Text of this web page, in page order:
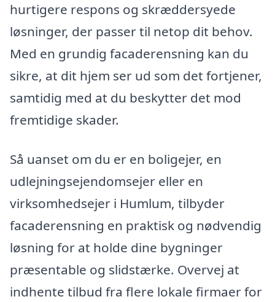
hurtigere respons og skræddersyede
løsninger, der passer til netop dit behov.
Med en grundig facaderensning kan du
sikre, at dit hjem ser ud som det fortjener,
samtidig med at du beskytter det mod
fremtidige skader.
Så uanset om du er en boligejer, en
udlejningsejendomsejer eller en
virksomhedsejer i Humlum, tilbyder
facaderensning en praktisk og nødvendig
løsning for at holde dine bygninger
præsentable og slidstærke. Overvej at
indhente tilbud fra flere lokale firmaer for